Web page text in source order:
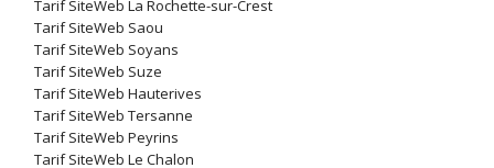
Tarif SiteWeb La Rochette-sur-Crest
Tarif SiteWeb Saou
Tarif SiteWeb Soyans
Tarif SiteWeb Suze
Tarif SiteWeb Hauterives
Tarif SiteWeb Tersanne
Tarif SiteWeb Peyrins
Tarif SiteWeb Le Chalon